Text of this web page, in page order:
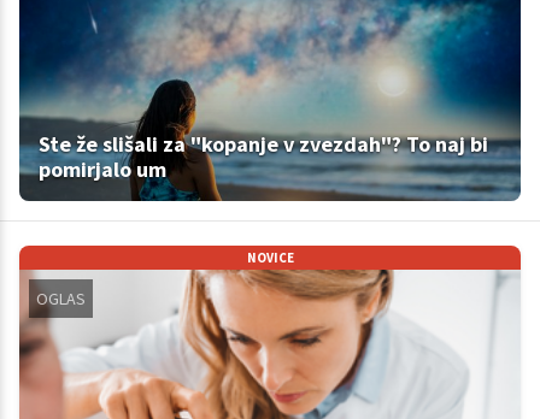
Ste že slišali za "kopanje v zvezdah"? To naj bi
pomirjalo um
NOVICE
OGLAS